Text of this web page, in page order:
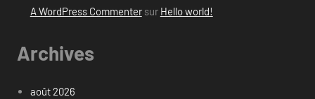
A WordPress Commentersur Hello world!
Archives
août 2026